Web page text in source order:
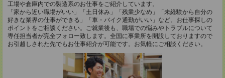
工場や倉庫内での製造系のお仕事をご紹介しています。
「家から近い職場がいい」「土日休み」「残業少なめ」「未経験から自分の
好きな業界の仕事ができる」「車・バイク通勤がいい」など。お仕事探しの
ポイントをご相談ください。ご就業後も、職場での悩みやトラブルについて
専任担当者が完全フォロー致します。全国に事業所を開設しておりますので
お引越しされた先でもお仕事紹介が可能です。お気軽にご相談ください。